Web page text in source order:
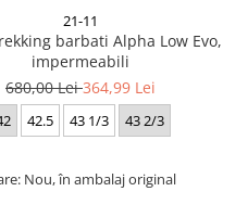
21-11
barbati Alpha Low Evo,
impermeabili
680,00 Lei364,99 Lei
42.5 43 1/3 43 2/3
Nou, în ambalaj original